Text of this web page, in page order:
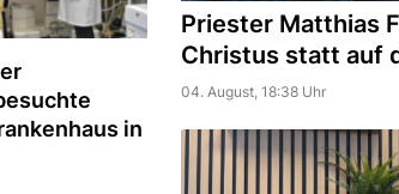
in
Priester Matthias
Christus statt auf
04. August, 18:38 Uhr